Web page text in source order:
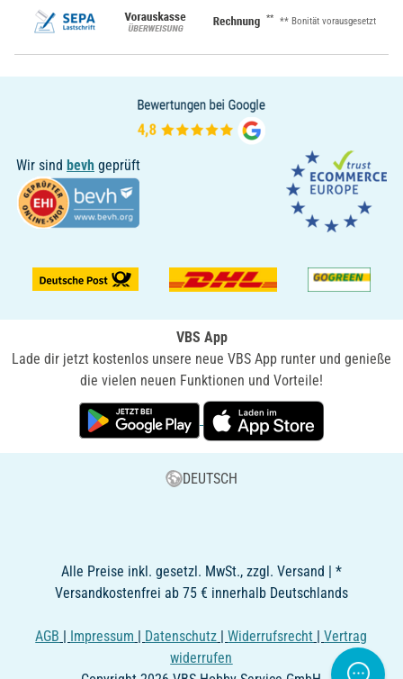
** ** Bonität vorausgesetzt
Wir sind bevh geprüft
VBS App
Lade dir jetzt kostenlos unsere neue VBS App runter und genieße
die vielen neuen Funktionen und Vorteile!
DEUTSCH
Alle Preise inkl. gesetzl. MwSt., zzgl. Versand | *
Versandkostenfrei ab 75 € innerhalb Deutschlands
AGB | Impressum | Datenschutz |Widerrufsrecht |Vertrag
widerrufen